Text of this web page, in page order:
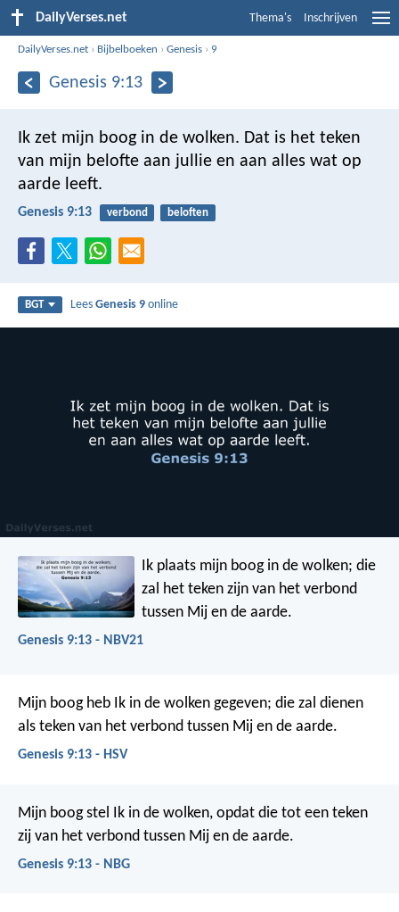
DailyVerses.net Thema's Inschrijven
DailyVerses.net › Bijbelboeken ›Genesis › 9
Genesis 9:13
Ik zet mijn boog in de wolken. Dat is het teken
van mijn belofte aan jullie en aan alles wat op
aarde leeft.
Genesis 9:13 verbond beloften
BGT LeesGenesis 9 online
Ik plaats mijn boog in de wolken; die
zal het teken zijn van het verbond
tussen Mij en de aarde.
Genesis 9:13 - NBV21
Mijn boog heb Ik in de wolken gegeven; die zal dienen
als teken van het verbond tussen Mij en de aarde.
Genesis 9:13 - HSV
Mijn boog stel Ik in de wolken, opdat die tot een teken
zij van het verbond tussen Mij en de aarde.
Genesis 9:13 - NBG